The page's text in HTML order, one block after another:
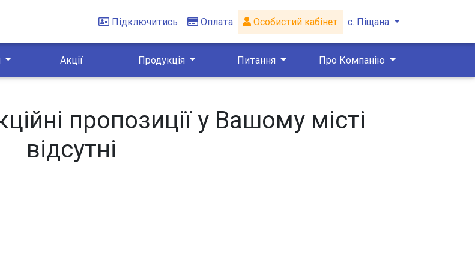
Підключитись Оплата Особистий кабінет с. Піщана
Акції Продукція Питання Про Компанію
пропозиції у Вашому місті
відсутні